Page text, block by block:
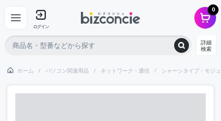
ログイン
0
詳細
検索
ホーム パソコン関連用品 ネットワーク・通信 シャーシタイプ・モジ